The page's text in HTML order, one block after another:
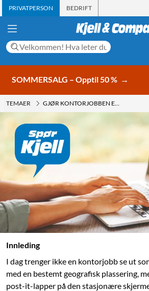
PRIVATPERSON BEDRIFT
SOMMERSALG – Opptil 50 % →
TEMAER GJØR KONTORJOBBEN ENKLERE MED DE RETTE PRODUKTENE
Innleding
I dag trenger ikke en kontorjobb se ut
med en bestemt geografisk plassering,
post-it-lapper på den stasjonære